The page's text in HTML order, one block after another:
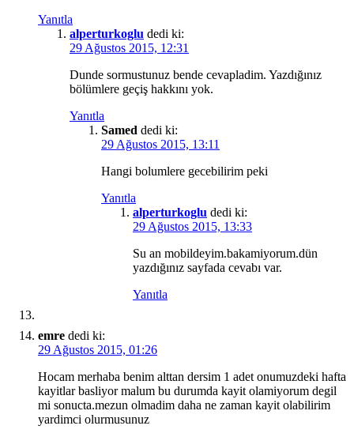
Yanıtla
alperturkoglu dedi ki:
29 Ağustos 2015, 12:31
Dunde sormustunuz bende cevapladim. Yazdığınız
bölümlere geçiş hakkını yok.
Yanıtla
Samed dedi ki:
29 Ağustos 2015, 13:11
Hangi bolumlere gecebilirim peki
Yanıtla
alperturkoglu dedi ki:
29 Ağustos 2015, 13:33
Su an mobildeyim.bakamiyorum.dün
yazdığınız sayfada cevabı var.
Yanıtla
emre dedi ki:
29 Ağustos 2015, 01:26
Hocam merhaba benim alttan dersim 1 adet onumuzdeki hafta
kayitlar basliyor malum bu durumda kayit olamiyorum degil
mi sonucta.mezun olmadim daha ne zaman kayit olabilirim
yardimci olurmusunuz